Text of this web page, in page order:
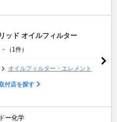
ッド オイルフィルター
- （1件）
オイルフィルター・エレメント
付店を探す
ー化学